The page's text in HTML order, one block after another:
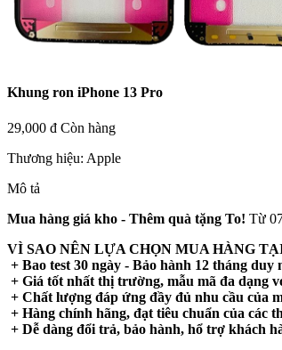
Khung ron iPhone 13 Pro
29,000 đ Còn hàng
Thương hiệu: Apple
Mô tả
Mua hàng giá kho - Thêm quà tặng To! Từ
VÌ SAO NÊN LỰA CHỌN MUA HÀNG
+ Bao test 30 ngày - Bảo hành 12 tháng
+ Giá tốt nhất thị trường, mẫu mã đa dạng
+ Chất lượng đáp ứng đầy đủ nhu cầu của
+ Hàng chính hãng, đạt tiêu chuẩn của các
+ Dễ dàng đổi trả, bảo hành, hổ trợ khách